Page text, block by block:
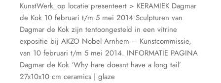
KunstWerk_op locatie presenteert > KERAMIEK Dagmar
de Kok 10 februari t/m 5 mei 2014 Sculpturen van
Dagmar de Kok zijn tentoongesteld in een vitrine
expositie bij AKZO Nobel Arnhem – Kunstcommissie,
van 10 februari t/m 5 mei 2014. INFORMATIE PAGINA
Dagmar de Kok ‘Why hare doesnt have a long tail’
27x10x10 cm ceramics | glaze